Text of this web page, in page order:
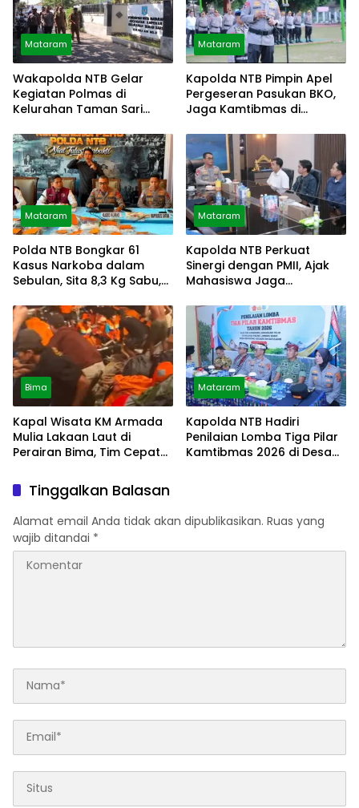
Mataram
Wakapolda NTB Gelar
Kegiatan Polmas di
Kelurahan Taman Sari
Mataram
Kapolda NTB Pimpin Apel
Pergeseran Pasukan BKO,
Jaga Kamtibmas di
Mataram
Polda NTB Bongkar 61
Kasus Narkoba dalam
Sebulan, Sita 8,3 Kg Sabu,
Mataram
Kapolda NTB Perkuat
Sinergi dengan PMII, Ajak
Mahasiswa Jaga
Bima
Kapal Wisata KM Armada
Mulia Lakaan Laut di
Perairan Bima, Tim Cepat
Mataram
Kapolda NTB Hadiri
Penilaian Lomba Tiga Pilar
Kamtibmas 2026 di Desa
Tinggalkan Balasan
Alamat email Anda tidak akan dipublikasikan. Ruas yang
wajib ditandai *